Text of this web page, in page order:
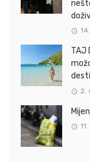
TAJ
2.